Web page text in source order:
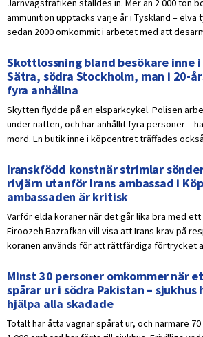
Järnvägstrafiken ställdes in. Mer än 2 000 ton
ammunition upptäcks varje år i Tyskland –
sedan 2000 omkommit i arbetet med att
Skottlossning bland besökare inne
Sätra, södra Stockholm, man i 20-
fyra anhållna
Skytten flydde på en elsparkcykel. Polisen
under natten, och har anhållit fyra personer –
mord. En butik inne i köpcentret träffades
Iranskfödd konstnär strimlar
rivjärn utanför Irans ambassad i
ambassaden är kritisk
Varför elda koraner när det går lika bra med ett
Firoozeh Bazrafkan vill visa att Irans krav på
koranen används för att rättfärdiga förtrycket
Minst 30 personer omkommer när
spårar ur i södra Pakistan –
hjälpa alla skadade
Totalt har åtta vagnar spårat ur, och närmare